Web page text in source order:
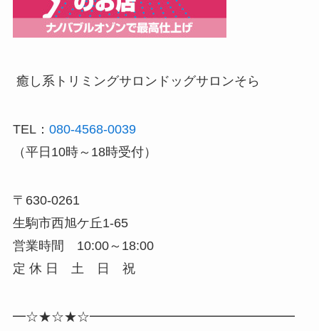
癒し系トリミングサロン ドッグサロンそら
TEL： 080-4568-0039
（平日10時～18時受付）
〒630-0261
生駒市西旭ケ丘1-65
営業時間 10:00～18:00
定 休 日 土 日 祝
━☆★☆★☆━━━━━━━━━━━━━━━━